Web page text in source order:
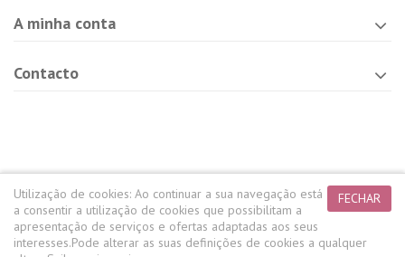
A minha conta
Contacto
FECHAR
Utilização de cookies: Ao continuar a sua navegação está
a consentir a utilização de cookies que possibilitam a
apresentação de serviços e ofertas adaptadas aos seus
interesses.Pode alterar as suas definições de cookies a qualquer